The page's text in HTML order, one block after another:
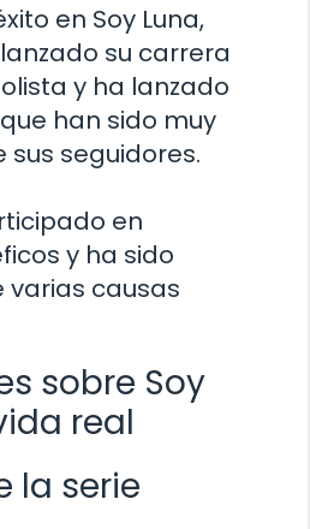
en Soy Luna,
su carrera
y ha lanzado
han sido muy
seguidores.
en
y ha sido
causas
sobre Soy
real
la serie